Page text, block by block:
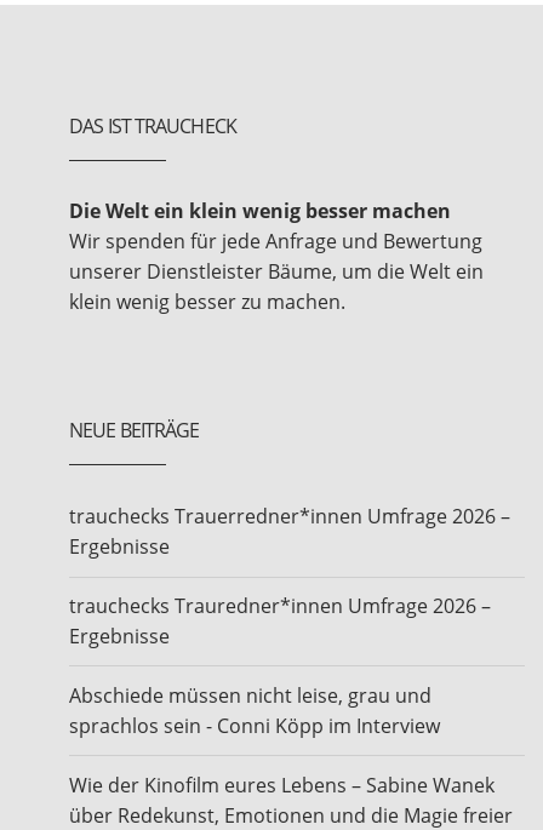
DAS IST TRAUCHECK
Die Welt ein klein wenig besser machen
Wir spenden für jede Anfrage und Bewertung
unserer Dienstleister Bäume, um die Welt ein
klein wenig besser zu machen.
NEUE BEITRÄGE
trauchecks Trauerredner*innen Umfrage 2026 –
Ergebnisse
trauchecks Trauredner*innen Umfrage 2026 –
Ergebnisse
Abschiede müssen nicht leise, grau und
sprachlos sein - Conni Köpp im Interview
Wie der Kinofilm eures Lebens – Sabine Wanek
über Redekunst, Emotionen und die Magie freier